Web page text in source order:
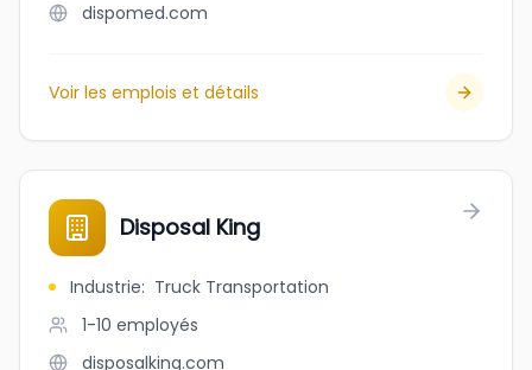
dispomed.com
Voir les emplois et détails
Disposal King
Industrie: Truck Transportation
1-10 employés
disposalking.com